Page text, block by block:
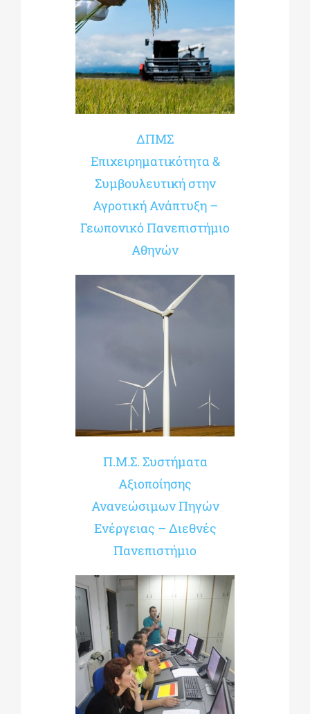
ΔΠΜΣ
Επιχειρηματικότητα &
Συμβουλευτική στην
Αγροτική Ανάπτυξη –
Γεωπονικό Πανεπιστήμιο
Αθηνών
Π.Μ.Σ. Συστήματα
Αξιοποίησης
Ανανεώσιμων Πηγών
Ενέργειας – Διεθνές
Πανεπιστήμιο